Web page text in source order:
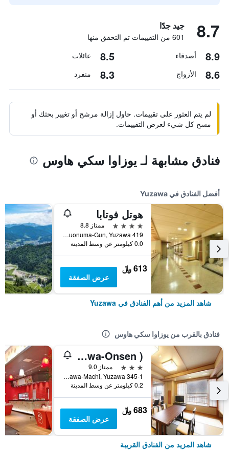
8.7 جيد جدًا
601 من التقييمات تم التحقق منها
8.9 أصدقاء 8.5 عائلات
8.6 الأزواج 8.3 منفرد
لم يتم العثور على تقييمات. حاول إزالة مرشح أو تغيير بحثك أو
مسح كل شيء لعرض التقييمات.
فنادق مشابهة لـ يوزاوا سكي هاوس
أفضل الفنادق في Yuzawa
هوتل فوتابا
4 نجوم
ممتاز 8.8
419 Yuzawa, Minamiuonuma-Gun, Yuzawa, اليابان
0.0 كيلومتر عن وسط المدينة
613 ﷼
عرض الصفقة
شاهد المزيد من أهم الفنادق في Yuzawa
فنادق بالقرب من يوزاوا سكي هاوس
Takinoyu ( Echigoyuzawa-Onsen )
3 نجوم
ممتاز 9.0
345-1 Yuzawa, Yuzawa-Machi, Yuzawa, اليابان
0.2 كيلومتر عن وسط المدينة
683 ﷼
عرض الصفقة
شاهد المزيد من الفنادق القريبة